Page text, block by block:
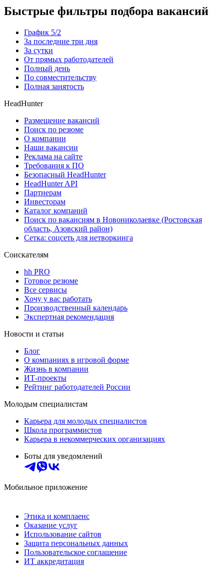
Быстрые фильтры подбора вакансий
График 5/2
За последние три дня
За сутки
От прямых работодателей
Полный день
По совместительству
Полная занятость
HeadHunter
Размещение вакансий
Поиск по резюме
О компании
Наши вакансии
Реклама на сайте
Требования к ПО
Безопасный HeadHunter
HeadHunter API
Партнерам
Инвесторам
Каталог компаний
Поиск по вакансиям в Новониколаевке (Ростовская
область, Азовский район)
Сетка: соцсеть для нетворкинга
Соискателям
hh PRO
Готовое резюме
Все сервисы
Хочу у вас работать
Производственный календарь
Экспертная рекомендация
Новости и статьи
Блог
О компаниях в игровой форме
Жизнь в компании
ИТ-проекты
Рейтинг работодателей России
Молодым специалистам
Карьера для молодых специалистов
Школа программистов
Карьера в некоммерческих организациях
Боты для уведомлений
Мобильное приложение
Этика и комплаенс
Оказание услуг
Использование сайтов
Защита персональных данных
Пользовательское соглашение
ИТ аккредитация